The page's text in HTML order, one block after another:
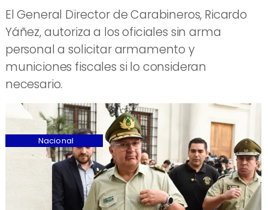
El General Director de Carabineros, Ricardo
Yáñez, autoriza a los oficiales sin arma
personal a solicitar armamento y
municiones fiscales si lo consideran
necesario.
Nacional